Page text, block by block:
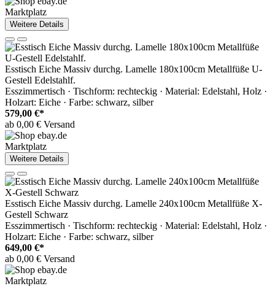
Marktplatz
Weitere Details
Esstisch Eiche Massiv durchg. Lamelle 180x100cm Metallfüße U-
Gestell Edelstahlf.
Esszimmertisch · Tischform: rechteckig · Material: Edelstahl, Holz ·
Holzart: Eiche · Farbe: schwarz, silber
579,00 €*
ab 0,00 € Versand
Marktplatz
Weitere Details
Esstisch Eiche Massiv durchg. Lamelle 240x100cm Metallfüße X-
Gestell Schwarz
Esszimmertisch · Tischform: rechteckig · Material: Edelstahl, Holz ·
Holzart: Eiche · Farbe: schwarz, silber
649,00 €*
ab 0,00 € Versand
Marktplatz